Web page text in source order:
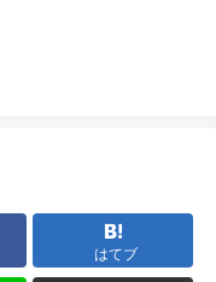
はてブ